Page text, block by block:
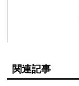
関連記事